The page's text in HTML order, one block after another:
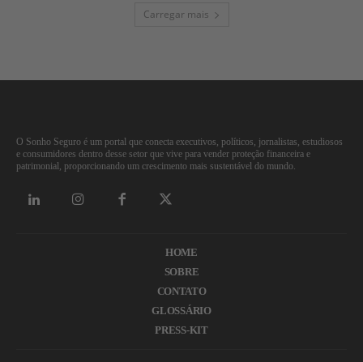
Carregar mais
O Sonho Seguro é um portal que conecta executivos, políticos, jornalistas, estudiosos
e consumidores dentro desse setor que vive para vender proteção financeira e
patrimonial, proporcionando um crescimento mais sustentável do mundo.
HOME
SOBRE
CONTATO
GLOSSÁRIO
PRESS-KIT